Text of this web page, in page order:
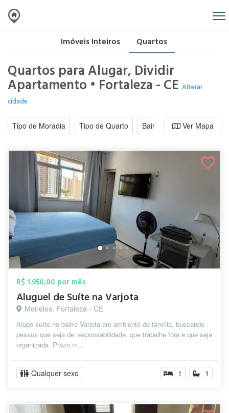
Imóveis Inteiros Quartos
Quartos para Alugar, Dividir
Apartamento • Fortaleza - CE Alterar
cidade
Tipo de Moradia Tipo de Quarto Bairro / RegiãoVer Mapa
R$ 1.950,00 por mês
Aluguel de Suíte na Varjota
Meireles, Fortaleza - CE
Alugo suíte no bairro Varjota em ambiente de família, buscando
pessoa que seja de responsabilidade, que trabalhe fora e que seja
organizada. Prazo m...
Qualquer sexo 1 1